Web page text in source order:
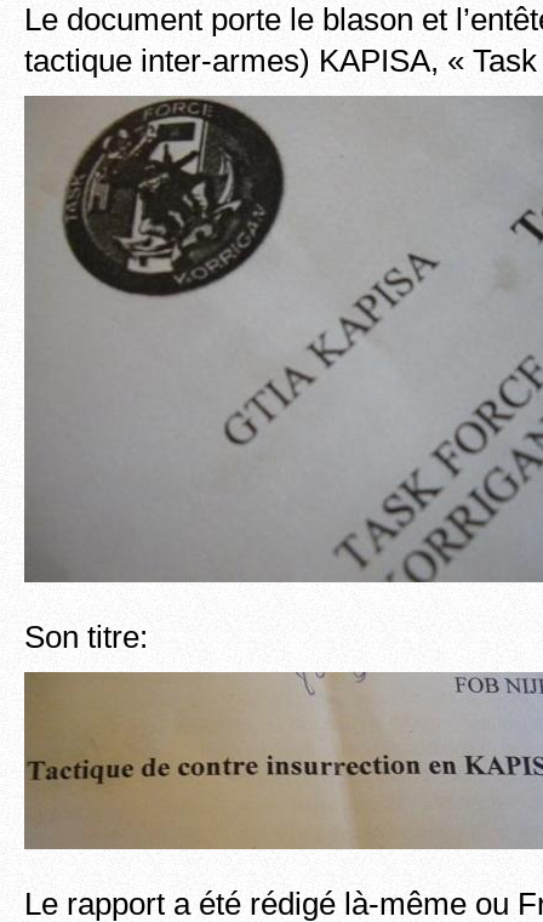
Le document porte le blason et
tactique inter-armes) KAPISA, «
Son titre:
Le rapport a été rédigé là-même ou